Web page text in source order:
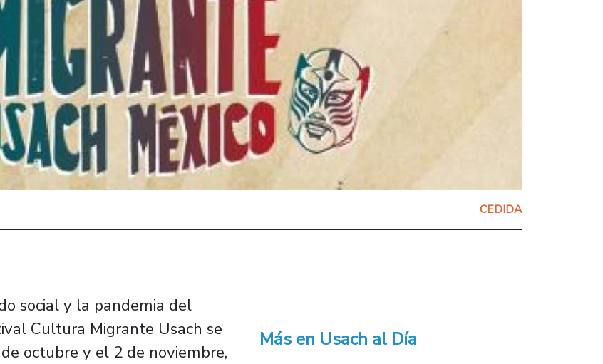
CEDIDA
social y la pandemia del
Cultura Migrante Usach se
octubre y el 2 de noviembre,
Más en Usach al Día